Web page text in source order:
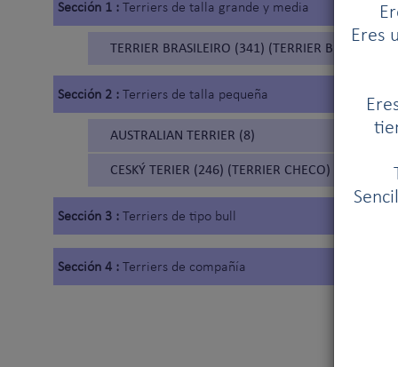
Eres
Sección 1 : Terriers de talla grande y media
TERRIER BRASILEIRO (341) (TERRIER BRASILEÑO)
Sección 2 : Terriers de talla pequeña
AUSTRALIAN TERRIER (8)
CESKÝ TERIER (246) (TERRIER CHECO)
Sección 3 : Terriers de tipo bull
Sección 4 : Terriers de compañía